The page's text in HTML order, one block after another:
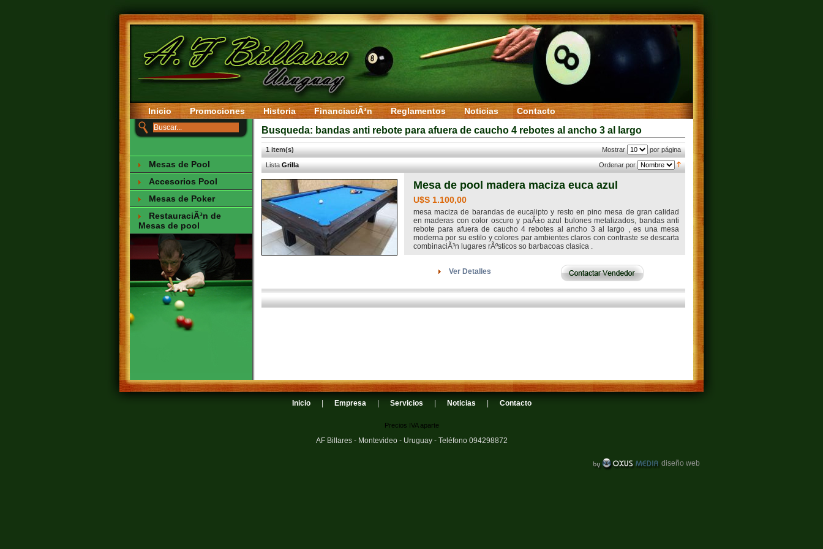
Inicio Promociones Historia FinanciaciÃ³n Reglamentos Noticias Contacto
Mesas de Pool
Accesorios Pool
Mesas de Poker
RestauraciÃ³n de
Mesas de pool
Busqueda: bandas anti rebote para afuera de caucho 4 rebotes al ancho 3 al largo
1 item(s) Mostrar por página
ListaGrilla Ordenar por
Mesa de pool madera maciza euca azul
U$S 1.100,00
mesa maciza de barandas de eucalipto y resto en pino mesa de gran calidad
en maderas con color oscuro y paÃ±o azul bulones metalizados, bandas anti
rebote para afuera de caucho 4 rebotes al ancho 3 al largo , es una mesa
moderna por su estilo y colores par ambientes claros con contraste se descarta
combinaciÃ³n lugares rÃºsticos so barbacoas clasica .
Ver Detalles
Inicio Empresa Servicios Noticias Contacto
Precios IVA aparte
AF Billares - Montevideo - Uruguay - Teléfono 094298872
diseño web